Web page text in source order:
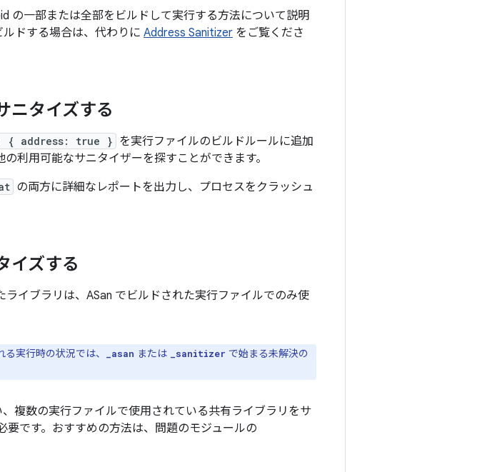
の一部または全部をビルドして実行する方法について説明
ルドする場合は、代わりに Address Sanitizer をご覧くださ
ニタイズする
{ address: true } を実行ファイルのビルドルールに追加
利用可能なサニタイザーを探すことができます。
の両方に詳細なレポートを出力し、プロセスをクラッシュ
イズする
イブラリは、ASan でビルドされた実行ファイルでのみ使
実行時の状況では、 _asan または _sanitizer で始まる未解決の
複数の実行ファイルで使用されている共有ライブラリをサ
です。おすすめの方法は、問題のモジュールの